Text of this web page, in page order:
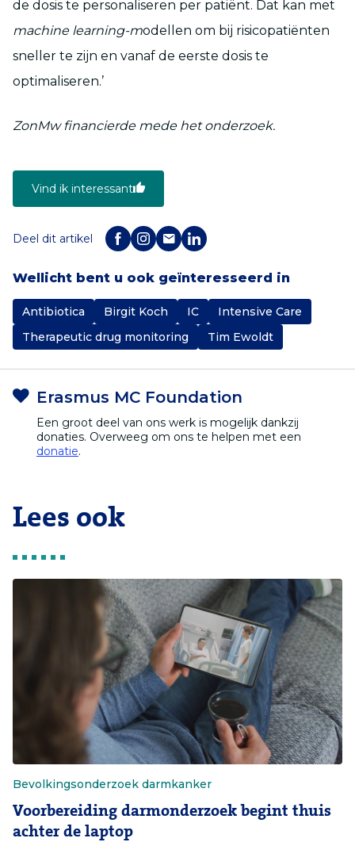
de dosis te personaliseren per patiënt. Dat kan met
machine learning-modellen om bij risicopatiënten
sneller te zijn en vanaf de eerste dosis te
optimaliseren.’
ZonMw financierde mede het onderzoek.
Vind ik interessant
Deel dit artikel
Wellicht bent u ook geïnteresseerd in
Antibiotica Birgit Koch IC
Intensive Care
Therapeutic drug monitoring
Tim Ewoldt
Erasmus MC Foundation
Een groot deel van ons werk is mogelijk dankzij
donaties. Overweeg om ons te helpen met een
donatie.
Lees ook
Bevolkingsonderzoek darmkanker
Voorbereiding darmonderzoek begint thuis
achter de laptop